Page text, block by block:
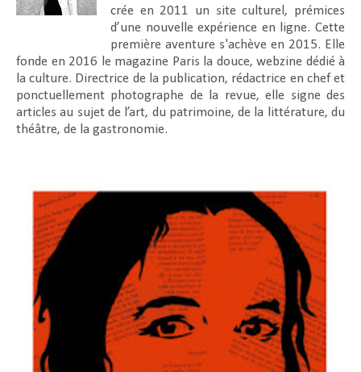
crée en 2011 un site culturel, prémices
d’une nouvelle expérience en ligne. Cette
première aventure s'achève en 2015. Elle
fonde en 2016 le magazine Paris la douce, webzine dédié à
la culture. Directrice de la publication, rédactrice en chef et
ponctuellement photographe de la revue, elle signe des
articles au sujet de l’art, du patrimoine, de la littérature, du
théâtre, de la gastronomie.